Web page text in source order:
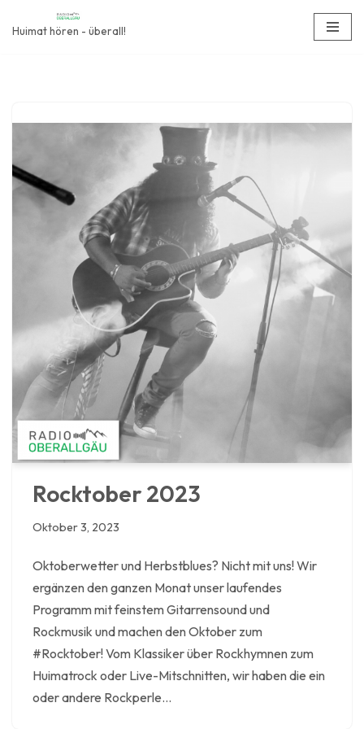
Huimat hören - überall!
Rocktober 2023
Oktober 3, 2023
Oktoberwetter und Herbstblues? Nicht mit uns! Wir
ergänzen den ganzen Monat unser laufendes
Programm mit feinstem Gitarrensound und
Rockmusik und machen den Oktober zum
#Rocktober! Vom Klassiker über Rockhymnen zum
Huimatrock oder Live-Mitschnitten, wir haben die ein
oder andere Rockperle…